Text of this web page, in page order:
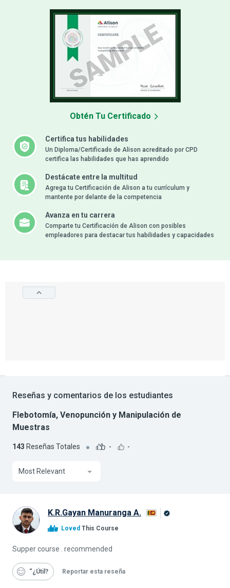
Certifica tus habilidades
Un Diploma/Certificado de Alison acreditado por CPD
certifica las habilidades que has aprendido
Destácate entre la multitud
Agrega tu Certificación de Alison a tu currículum y
mantente por delante de la competencia
Avanza en tu carrera
Comparte tu Certificación de Alison con posibles
empleadores para destacar tus habilidades y capacidades
Obtén Tu Certificado
Reseñas y comentarios de los estudiantes
Flebotomía, Venopunción y Manipulación de
Muestras
143 Reseñas Totales - -
Most Relevant
K.R.Gayan Manuranga A.
Loved This Course
Supper course . recommended
“¿Útil Reportar esta reseña